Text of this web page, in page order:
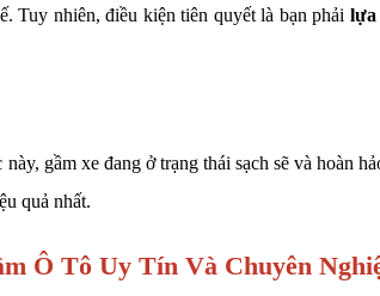
Tuy nhiên, điều kiện tiên quyết là bạn phải lựa
này, gầm xe đang ở trạng thái sạch sẽ và hoàn
quả nhất.
Ô Tô Uy Tín Và Chuyên